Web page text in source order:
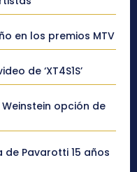
en los premios MTV
de ‘XT4S1S’
opción de
Pavarotti 15 años